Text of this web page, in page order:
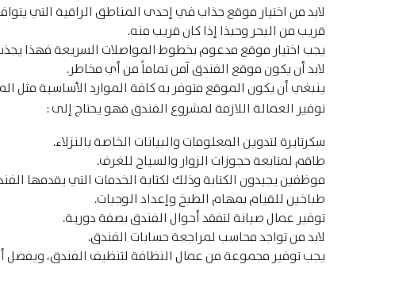
لابد من اختيار موقع جذاب في إحدى المناطق الراقية التي
قريب من البحر وحبذا إذا كان قريب منه.
يجب اختيار موقع مدعوم بخطوط المواصلات السريعة فهذا يجذب
لابد أن يكون موقع الفندق آمن تماماً من أي مخاطر.
ينبغي أن يكون الموقع متوفر به كافة الموارد الأساسية مثل
توفير العمالة اللازمة لمشروع الفندق فهو يحتاج إلى :
سكرتايرة لتدوين المعلومات والبيانات الخاصة بالنزلاء.
طاقم لمتابعة حجوزات الزوار والسياح للغرف.
موظفين يجيدون الكتابة وذلك لكتابة الخدمات التي يقدمها
طباخين للقيام بمهام الطبخ وإعداد الوجبات.
توفير عمال صيانة لتفقد أحوال الفندق بصفة دورية.
لابد من تواجد محاسب لمراجعة حسابات الفندق.
يجب توفير مجموعة من عمال النظافة لتنظيف الفندق، ويفضل